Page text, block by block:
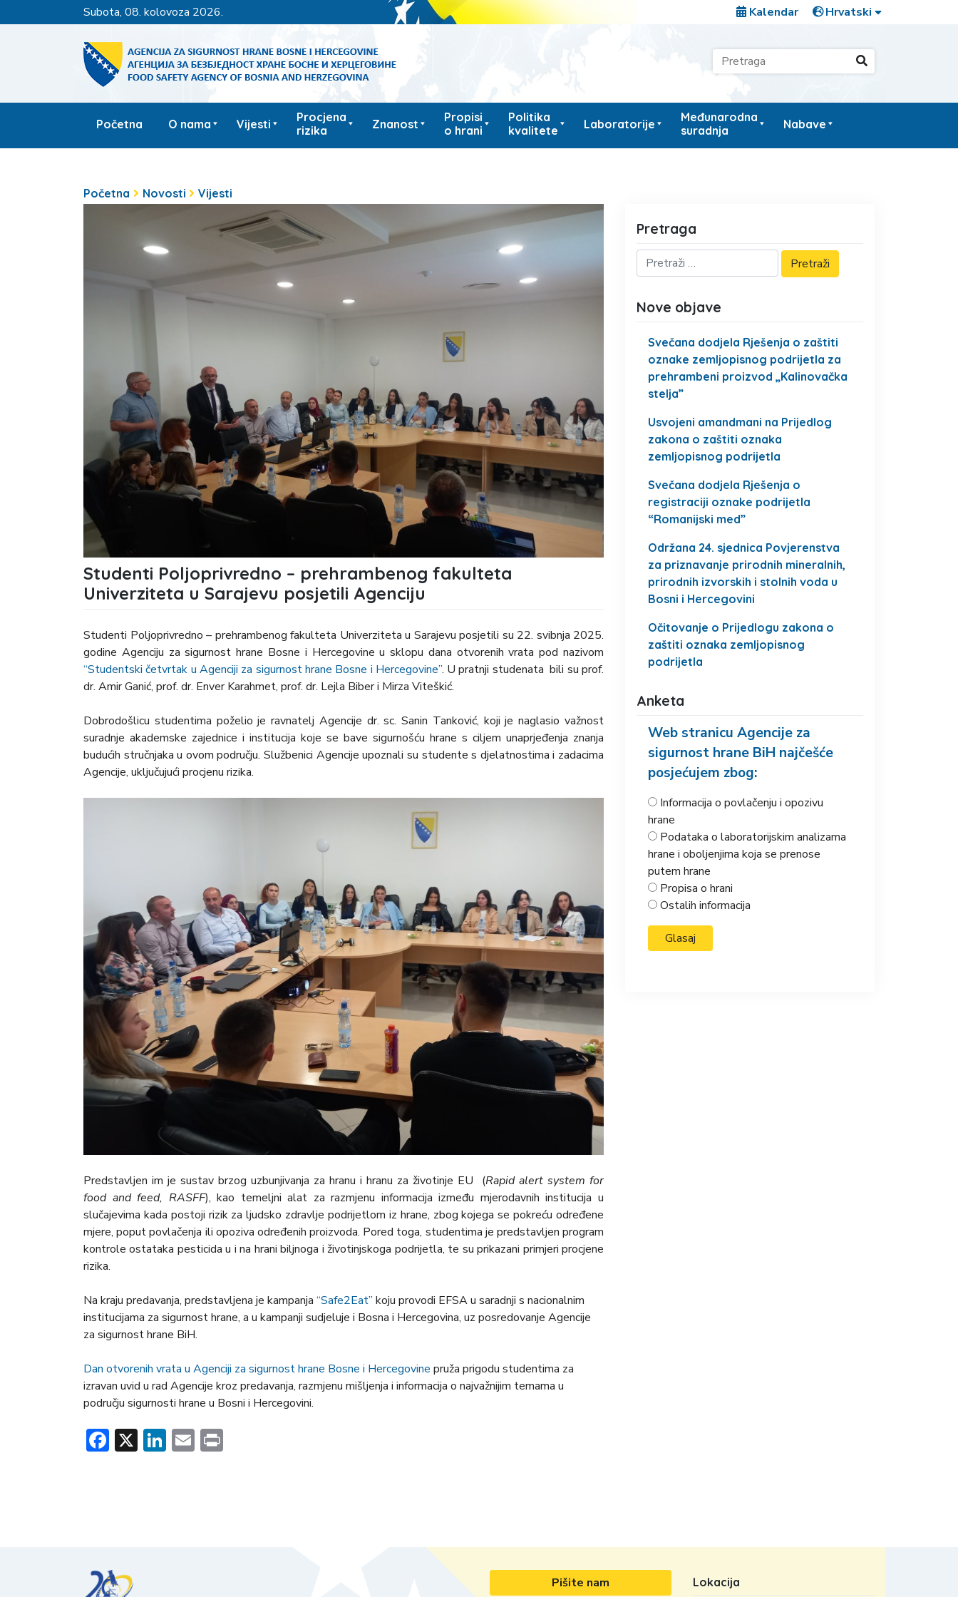
subota, 08. kolovoza 2026. Kalendar
Početna O nama Vijesti
Procjena
rizika
Znanost
Propisi
o hrani
Politika
kvalitete
Laboratorije
Međunarodna
suradnja
Nabave
Početna Novosti Vijesti
Studenti Poljoprivredno – prehrambenog fakulteta
Univerziteta u Sarajevu posjetili Agenciju
Studenti Poljoprivredno – prehrambenog fakulteta Univerziteta u Sarajevu posjetili su 22. svibnja 2025.
godine Agenciju za sigurnost hrane Bosne i Hercegovine u sklopu dana otvorenih vrata pod nazivom
“Studentski četvrtak u Agenciji za sigurnost hrane Bosne i Hercegovine”. U pratnji studenata bili su prof.
dr. Amir Ganić, prof. dr. Enver Karahmet, prof. dr. Lejla Biber i Mirza Viteškić.
Dobrodošlicu studentima poželio je ravnatelj Agencije dr. sc. Sanin Tanković, koji je naglasio važnost
suradnje akademske zajednice i institucija koje se bave sigurnošću hrane s ciljem unaprjeđenja znanja
budućih stručnjaka u ovom području. Službenici Agencije upoznali su studente s djelatnostima i zadacima
Agencije, uključujući procjenu rizika.
Predstavljen im je sustav brzog uzbunjivanja za hranu i hranu za životinje EU (Rapid alert system for
food and feed, RASFF), kao temeljni alat za razmjenu informacija između mjerodavnih institucija u
slučajevima kada postoji rizik za ljudsko zdravlje podrijetlom iz hrane, zbog kojega se pokreću određene
mjere, poput povlačenja ili opoziva određenih proizvoda. Pored toga, studentima je predstavljen program
kontrole ostataka pesticida u i na hrani biljnoga i životinjskoga podrijetla, te su prikazani primjeri procjene
rizika.
Na kraju predavanja, predstavljena je kampanja “Safe2Eat” koju provodi EFSA u saradnji s nacionalnim
institucijama za sigurnost hrane, a u kampanji sudjeluje i Bosna i Hercegovina, uz posredovanje Agencije
za sigurnost hrane BiH.
Dan otvorenih vrata u Agenciji za sigurnost hrane Bosne i Hercegovine pruža prigodu studentima za
izravan uvid u rad Agencije kroz predavanja, razmjenu mišljenja i informacija o najvažnijim temama u
području sigurnosti hrane u Bosni i Hercegovini.
Facebook
X LinkedIn
Email
Pretraga
Nove objave
Svečana dodjela Rješenja o zaštiti
oznake zemljopisnog podrijetla za
prehrambeni proizvod „Kalinovačka
stelja”
Usvojeni amandmani na Prijedlog
zakona o zaštiti oznaka
zemljopisnog podrijetla
Svečana dodjela Rješenja o
registraciji oznake podrijetla
“Romanijski med”
Održana 24. sjednica Povjerenstva
za priznavanje prirodnih mineralnih,
prirodnih izvorskih i stolnih voda u
Bosni i Hercegovini
Očitovanje o Prijedlogu zakona o
zaštiti oznaka zemljopisnog
podrijetla
Anketa
Web stranicu Agencije za
sigurnost hrane BiH najčešće
posjećujem zbog:
Informacija o povlačenju i opozivu
hrane
Podataka o laboratorijskim analizama
hrane i oboljenjima koja se prenose
putem hrane
Propisa o hrani
Ostalih informacija
Pišite nam Lokacija